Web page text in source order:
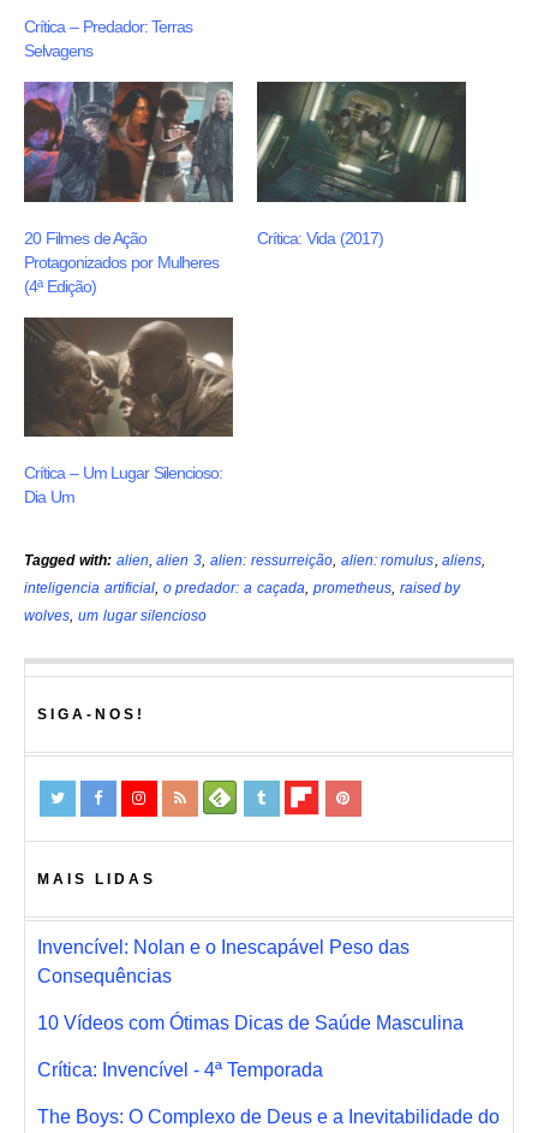
Crítica – Predador: Terras
Selvagens
20 Filmes de Ação
Protagonizados por Mulheres
(4ª Edição)
Crítica: Vida (2017)
Crítica – Um Lugar Silencioso:
Dia Um
Tagged with: alien,alien 3,alien: ressurreição, alien: romulus,aliens,
inteligencia artificial, o predador: a caçada, prometheus, raised by
wolves, um lugar silencioso
SIGA-NOS!
MAIS LIDAS
Invencível: Nolan e o Inescapável Peso das
Consequências
10 Vídeos com Ótimas Dicas de Saúde Masculina
Crítica: Invencível - 4ª Temporada
The Boys: O Complexo de Deus e a Inevitabilidade do